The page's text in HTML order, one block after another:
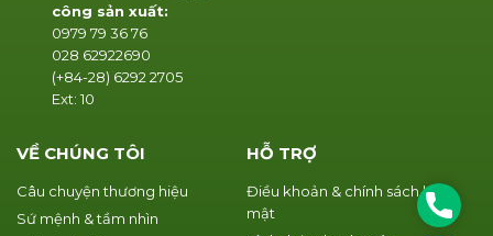
VỀ CHÚNG TÔI
Câu chuyện thương hiệu
Sứ mệnh & tầm nhìn
HỖ TRỢ
Điều khoản & chính sách bảo
mật
công sản xuất:
0979 79 36 76
028 62922690
(+84-28) 6292 2705
Ext: 10
Phone